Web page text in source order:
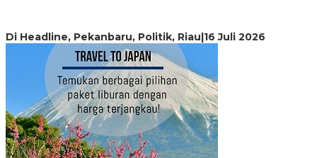
Di Headline, Pekanbaru, Politik, Riau|16 Juli 2026